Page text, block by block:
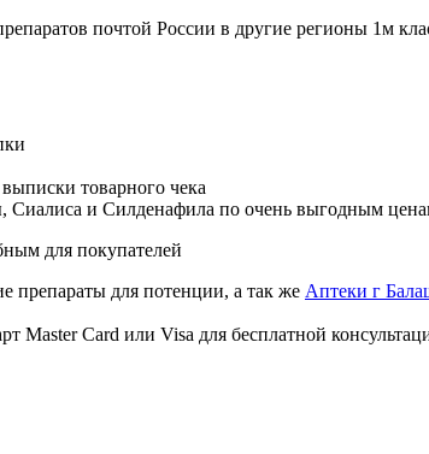
почтой России в другие регионы 1м
товарного чека
Сиалиса и Силденафила по очень выгодным
для покупателей
препараты для потенции, а так же Аптеки г
Master Card или Visa для бесплатной